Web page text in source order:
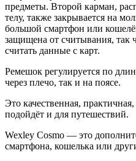
предметы. Второй карман,
телу, также закрывается на
большой смартфон или
защищена от считывания, так
считать данные с карт.
Ремешок регулируется по
через плечо, так и на поясе.
Это качественная,
подойдёт и для путешествий.
Wexley Cosmo — это
смартфона, кошелька или